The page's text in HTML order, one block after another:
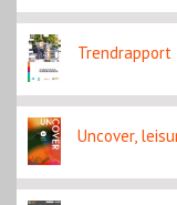
Uncover,